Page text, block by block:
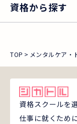
資格から探す
TOP メンタルケア・
資格スクールを
仕事に就くため